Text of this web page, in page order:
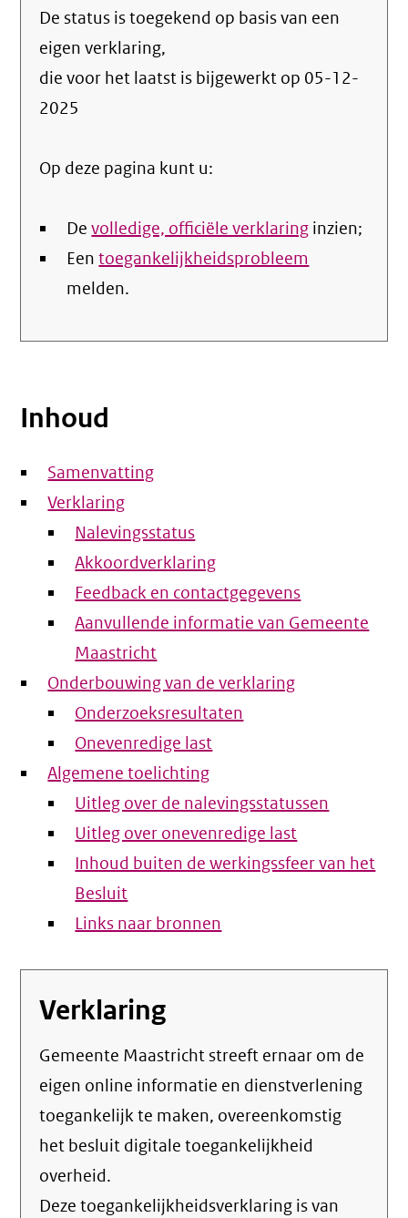
over
De status is toegekend op basis van een
eigen verklaring,
die voor het laatst is bijgewerkt op 05-12-
2025
Op deze pagina kunt u:
Devolledige, officiële verklaring inzien;
Eentoegankelijkheidsprobleem
melden.
Inhoud
Samenvatting
Verklaring
Nalevingsstatus
Akkoordverklaring
Feedback en contactgegevens
Aanvullende informatie van Gemeente
Maastricht
Onderbouwing van de verklaring
Onderzoeksresultaten
Onevenredige last
Algemene toelichting
Uitleg over de nalevingsstatussen
Uitleg over onevenredige last
Inhoud buiten de werkingssfeer van het
Besluit
Links naar bronnen
Verklaring
Gemeente Maastricht streeft ernaar om de
eigen online informatie en dienstverlening
toegankelijk te maken, overeenkomstig
het besluit digitale toegankelijkheid
overheid.
Deze toegankelijkheidsverklaring is van